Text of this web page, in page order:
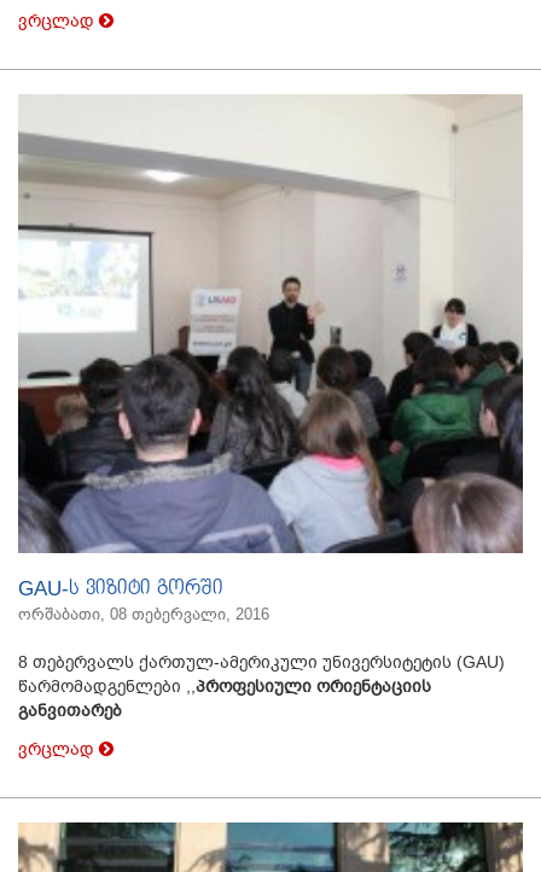
ვრცლად
GAU-ს ვიზიტი გორში
ორშაბათი, 08 თებერვალი, 2016
8 თებერვალს ქართულ-ამერიკული უნივერსიტეტის (GAU)
წარმომადგენლები ,,პროფესიული ორიენტაციის
განვითარებ
ვრცლად